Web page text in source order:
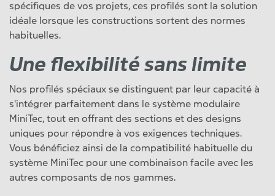
spécifiques de vos projets, ces profilés sont la solution
idéale lorsque les constructions sortent des normes
habituelles.
Une flexibilité sans limite
Nos profilés spéciaux se distinguent par leur capacité à
s'intégrer parfaitement dans le système modulaire
MiniTec, tout en offrant des sections et des designs
uniques pour répondre à vos exigences techniques.
Vous bénéficiez ainsi de la compatibilité habituelle du
système MiniTec pour une combinaison facile avec les
autres composants de nos gammes.